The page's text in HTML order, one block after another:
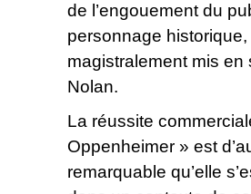
de l’engouement du
personnage historique,
magistralement mis en
Nolan.
La réussite
Oppenheimer » est
remarquable qu’elle